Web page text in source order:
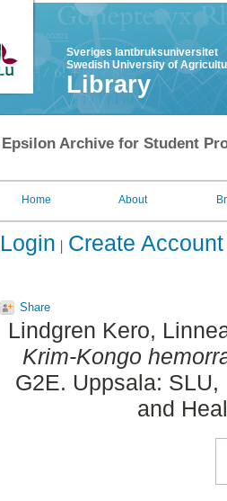
Sveriges lantbruksuniversitet
Swedish University of
Library
Epsilon Archive for Student
Home About
Login Create Account
Share
Lindgren Kero,
Krim-Kongo
G2E. Uppsala:
and